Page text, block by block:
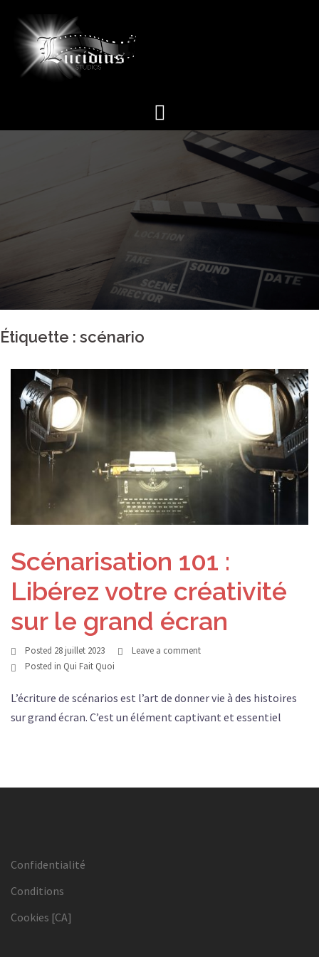
Étiquette : scénario
Scénarisation 101 :
Libérez votre créativité
sur le grand écran
Posted 28 juillet 2023
Leave a comment
Posted in Qui Fait Quoi
L’écriture de scénarios est l’art de donner vie à des histoires
sur grand écran. C’est un élément captivant et essentiel
Confidentialité
Conditions
Cookies [CA]